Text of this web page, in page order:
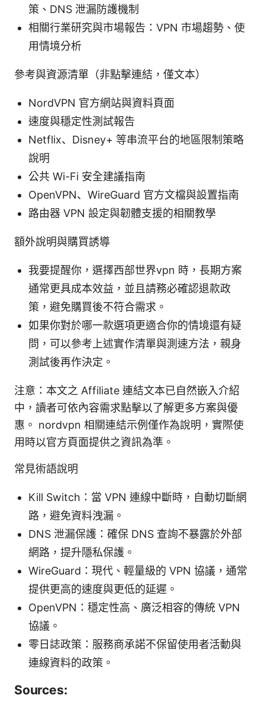
策、DNS 泄漏防護機制
相關行業研究與市場報告：VPN 市場趨勢、使
用情境分析
參考與資源清單（非點擊連結，僅文本）
NordVPN 官方網站與資料頁面
速度與穩定性測試報告
Netflix、Disney+ 等串流平台的地區限制策略
說明
公共 Wi-Fi 安全建議指南
OpenVPN、WireGuard 官方文檔與設置指南
路由器 VPN 設定與韌體支援的相關教學
額外說明與購買誘導
我要提醒你，選擇西部世界vpn 時，長期方案
通常更具成本效益，並且請務必確認退款政
策，避免購買後不符合需求。
如果你對於哪一款選項更適合你的情境還有疑
問，可以參考上述實作清單與測速方法，親身
測試後再作決定。
注意：本文之 Affiliate 連結文本已自然嵌入介紹
中，讀者可依內容需求點擊以了解更多方案與優
惠。 nordvpn 相關連結示例僅作為說明，實際使
用時以官方頁面提供之資訊為準。
常見術語說明
Kill Switch：當 VPN 連線中斷時，自動切斷網
路，避免資料洩漏。
DNS 泄漏保護：確保 DNS 查詢不暴露於外部
網路，提升隱私保護。
WireGuard：現代、輕量級的 VPN 協議，通常
提供更高的速度與更低的延遲。
OpenVPN：穩定性高、廣泛相容的傳統 VPN
協議。
零日誌政策：服務商承諾不保留使用者活動與
連線資料的政策。
Sources: